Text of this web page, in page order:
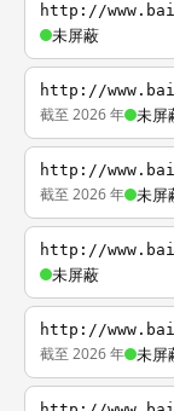
http://
未屏蔽
http://
截至 2026 年 未屏
http://
截至 2026 年 未屏
http://
未屏蔽
http://
截至 2026 年 未屏